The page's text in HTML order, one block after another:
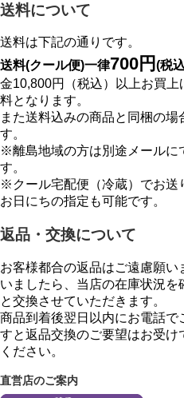
送料について
送料は下記の通りです。
送料(クール便)一律700円 (税
金10,800円（税込）以上お買
料となります。
また送料込みの商品と同梱の場
す。
※離島地域の方は別途メールに
す。
※クール宅配便（冷蔵）でお送
お日にちの指定も可能です。
返品・交換について
お客様都合の返品はご遠慮願
いましたら、当店の在庫状況
と交換させていただきます。
商品到着後翌日以内にお電話で
すと返品交換のご要望はお受
ください。
直営店のご案内